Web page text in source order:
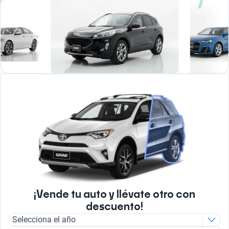
¡Vende tu auto y llévate otro con
descuento!
Selecciona el año